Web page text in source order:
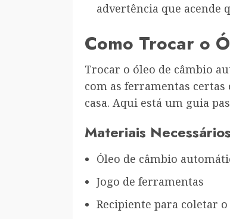
advertência que acende
Como Trocar o
Trocar o óleo de câmbio
com as ferramentas certas
casa. Aqui está um guia
Materiais Necessários
Óleo de câmbio
Jogo de ferramentas
Recipiente para coletar